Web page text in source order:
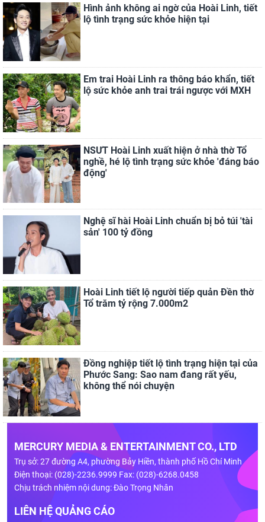
Hình ảnh không ai ngờ của Hoài Linh, tiết
lộ tình trạng sức khỏe hiện tại
Em trai Hoài Linh ra thông báo khẩn, tiết
lộ sức khỏe anh trai trái ngược với MXH
NSƯT Hoài Linh xuất hiện ở nhà thờ Tổ
nghề, hé lộ tình trạng sức khỏe 'đáng báo
động'
Nghệ sĩ hài Hoài Linh chuẩn bị bỏ túi 'tài
sản' 100 tỷ đồng
Hoài Linh tiết lộ người tiếp quản Đền thờ
Tổ trăm tỷ rộng 7.000m2
Đồng nghiệp tiết lộ tình trạng hiện tại của
Phước Sang: Sao nam đang rất yếu,
không thể nói chuyện
MERCURY MEDIA & ENTERTAINMENT CO., LTD
Trụ sở: 27 đường A4, phường Bảy Hiền, thành phố Hồ Chí Minh
Điện thoại: (028)-2236.9999 Fax: (028)-6268.0458
Chịu trách nhiệm nội dung: Đào Trọng Nhân
LIÊN HỆ QUẢNG CÁO